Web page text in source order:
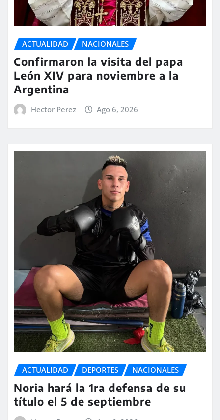
ACTUALIDAD NACIONALES
Confirmaron la visita del papa
León XIV para noviembre a la
Argentina
Hector Perez Ago 6, 2026
ACTUALIDAD DEPORTES NACIONALES
Noria hará la 1ra defensa de su
título el 5 de septiembre